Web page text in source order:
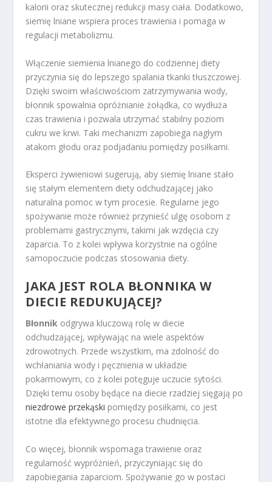
kalorii oraz skutecznej redukcji masy ciała. Dodatkowo,
siemię lniane wspiera proces trawienia i pomaga w
regulacji metabolizmu.
Włączenie siemienia lnianego do codziennej diety
przyczynia się do lepszego spalania tkanki tłuszczowej.
Dzięki swoim właściwościom zatrzymywania wody,
błonnik spowalnia opróżnianie żołądka, co wydłuża
czas trawienia i pozwala utrzymać stabilny poziom
cukru we krwi. Taki mechanizm zapobiega nagłym
atakom głodu oraz podjadaniu pomiędzy posiłkami.
Eksperci żywieniowi sugerują, aby siemię lniane stało
się stałym elementem diety odchudzającej jako
naturalna pomoc w tym procesie. Regularne jego
spożywanie może również przynieść ulgę osobom z
problemami gastrycznymi, takimi jak wzdęcia czy
zaparcia. To z kolei wpływa korzystnie na ogólne
samopoczucie podczas stosowania diety.
JAKA JEST ROLA BŁONNIKA W
DIECIE REDUKUJĄCEJ?
Błonnik odgrywa kluczową rolę w diecie
odchudzającej, wpływając na wiele aspektów
zdrowotnych. Przede wszystkim, ma zdolność do
wchłaniania wody i pęcznienia w układzie
pokarmowym, co z kolei potęguje uczucie sytości.
Dzięki temu osoby będące na diecie rzadziej sięgają po
niezdrowe przekąski pomiędzy posiłkami, co jest
istotne dla efektywnego procesu chudnięcia.
Co więcej, błonnik wspomaga trawienie oraz
regularność wypróżnień, przyczyniając się do
zapobiegania zaparciom. Spożywanie go w postaci